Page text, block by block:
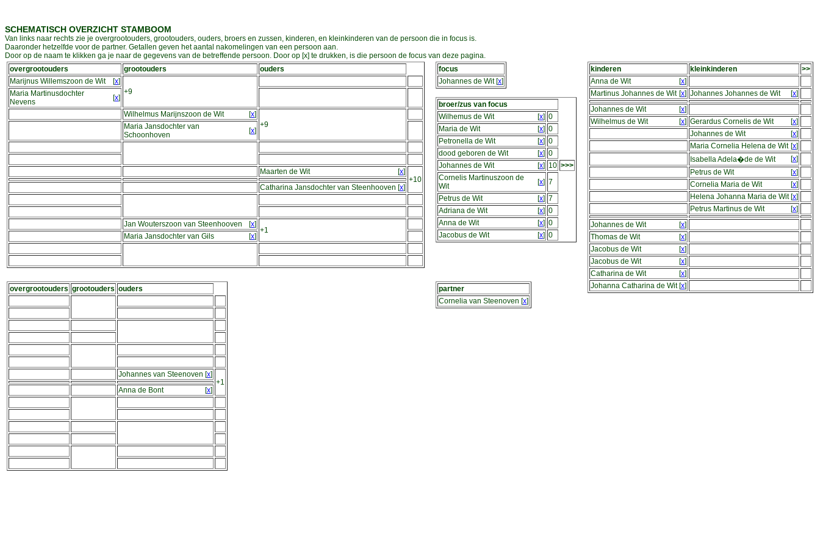
SCHEMATISCH OVERZICHT STAMBOOM
Van links naar rechts zie je overgrootouders, grootouders, ouders, broers en zussen, kinderen, en kleinkinderen van de persoon die in focus is.
Daaronder hetzelfde voor de partner. Getallen geven het aantal nakomelingen van een persoon aan.
Door op de naam te klikken ga je naar de gegevens van de betreffende persoon. Door op [x] te drukken, is die persoon de focus van deze pagina.
overgrootouders
grootouders
ouders
Marijnus Willemszoon de Wit
[x]
+9
Maria Martinusdochter
Nevens
[x]
Wilhelmus Marijnszoon de Wit
[x]
+9
Maria Jansdochter van
Schoonhoven
[x]
Maarten de Wit [x]
+10
Catharina Jansdochter van Steenhooven [x]
Jan Wouterszoon van Steenhooven [x]
+1
Maria Jansdochter van Gils [x]
focus
Johannes de Wit[x]
broer/zus van focus
Wilhemus de Wit
[x] 0
Maria de Wit
[x] 0
Petronella de Wit
[x] 0
dood geboren de Wit
[x] 0
Johannes de Wit
[x] 10 >>>
Cornelis Martinuszoon de
Wit
[x] 7
Petrus de Wit
[x] 7
Adriana de Wit
[x] 0
Anna de Wit
[x] 0
Jacobus de Wit
[x] 0
kinderen kleinkinderen
>>
Anna de Wit
[x]
Martinus Johannes de Wit [x] Johannes Johannes de Wit [x]
Johannes de Wit
[x]
Wilhelmus de Wit
[x] Gerardus Cornelis de Wit [x]
Johannes de Wit
[x]
Maria Cornelia Helena de Wit [x]
Isabella Adela�de de Wit
[x]
Petrus de Wit
[x]
Cornelia Maria de Wit
[x]
Helena Johanna Maria de Wit[x]
Petrus Martinus de Wit
[x]
Johannes de Wit
[x]
Thomas de Wit
[x]
Jacobus de Wit
[x]
Jacobus de Wit
[x]
Catharina de Wit
[x]
Johanna Catharina de Wit[x]
overgrootouders grootouders ouders
Johannes van Steenoven [x]
+1
Anna de Bont
[x]
partner
Cornelia van Steenoven [x]